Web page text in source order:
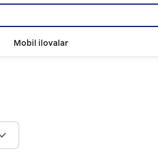
Mobil ilovalar